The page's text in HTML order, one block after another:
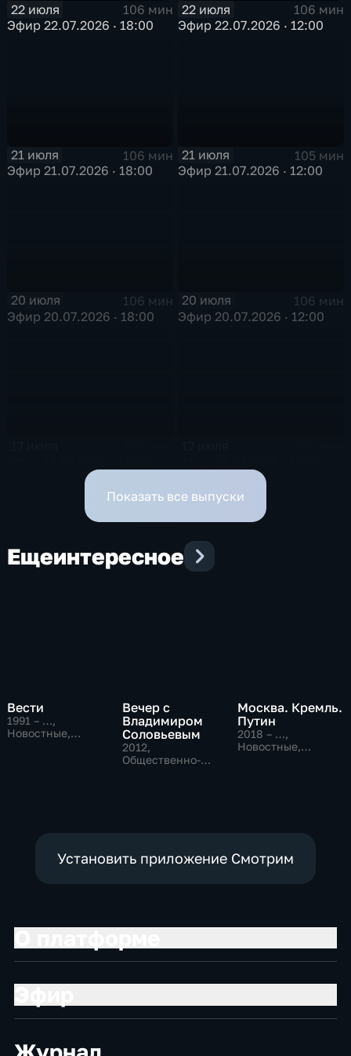
22 июля
106 мин
Эфир 22.07.2026 · 18:00
22 июля
106 мин
Эфир 22.07.2026 · 12:00
21 июля
106 мин
Эфир 21.07.2026 · 18:00
21 июля
105 мин
Эфир 21.07.2026 · 12:00
20 июля
106 мин
Эфир 20.07.2026 · 18:00
20 июля
106 мин
Эфир 20.07.2026 · 12:00
Показать все выпуски
Ещеинтересное
Вести
1991 – …,
Новостные,
Вечер с
Владимиром
Соловьевым
2012,
Общественно-
Москва. Кремль.
Путин
2018 – …,
Новостные,
Установить приложение Смотрим